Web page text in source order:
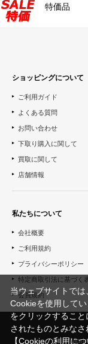
特価品
ショッピングについて
ご利用ガイド
よくある質問
お問い合わせ
下取り購入に関して
買取に関して
店舗情報
私たちについて
会社概要
ご利用規約
プライバシーポリシー
特定商取引法に基づく
会員規約
©
当ウェブサイトで
Cookieを使用してい
をクリックするこ
されたものとみなさ
【Cookieの利用に